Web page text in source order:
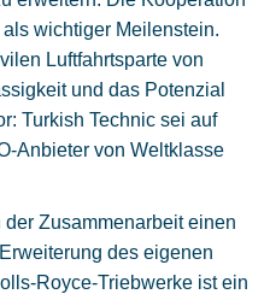
wichtiger Meilenstein.
Luftfahrtsparte von
und das Potenzial
Turkish Technic sei auf
Anbieter von Weltklasse
Zusammenarbeit einen
des eigenen
Royce-Triebwerke ist ein